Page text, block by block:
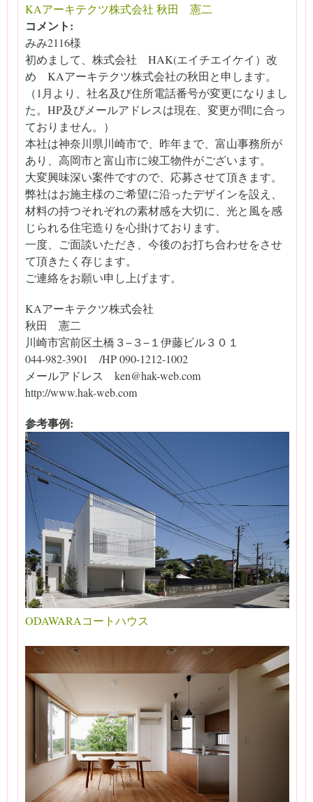
KAアーキテクツ株式会社 秋田 憲二
コメント:
みみ2116様
初めまして、株式会社 HAK(エイチエイケイ）改
め KAアーキテクツ株式会社の秋田と申します。
（1月より、社名及び住所電話番号が変更になりまし
た。HP及びメールアドレスは現在、変更が間に合っ
ておりません。）
本社は神奈川県川崎市で、昨年まで、富山事務所が
あり、高岡市と富山市に竣工物件がございます。
大変興味深い案件ですので、応募させて頂きます。
弊社はお施主様のご希望に沿ったデザインを設え、
材料の持つそれぞれの素材感を大切に、光と風を感
じられる住宅造りを心掛けております。
一度、ご面談いただき、今後のお打ち合わせをさせ
て頂きたく存じます。
ご連絡をお願い申し上げます。
KAアーキテクツ株式会社
秋田 憲二
川崎市宮前区土橋３−３−１伊藤ビル３０１
044-982-3901 /HP 090-1212-1002
メールアドレス ken@hak-web.com
http://www.hak-web.com
参考事例:
ODAWARAコートハウス